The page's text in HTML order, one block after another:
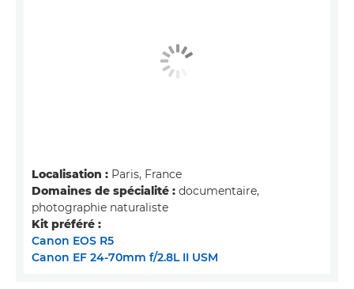
Localisation : Paris, France
Domaines de spécialité : documentaire,
photographie naturaliste
Kit préféré :
Canon EOS R5
Canon EF 24-70mm f/2.8L II USM